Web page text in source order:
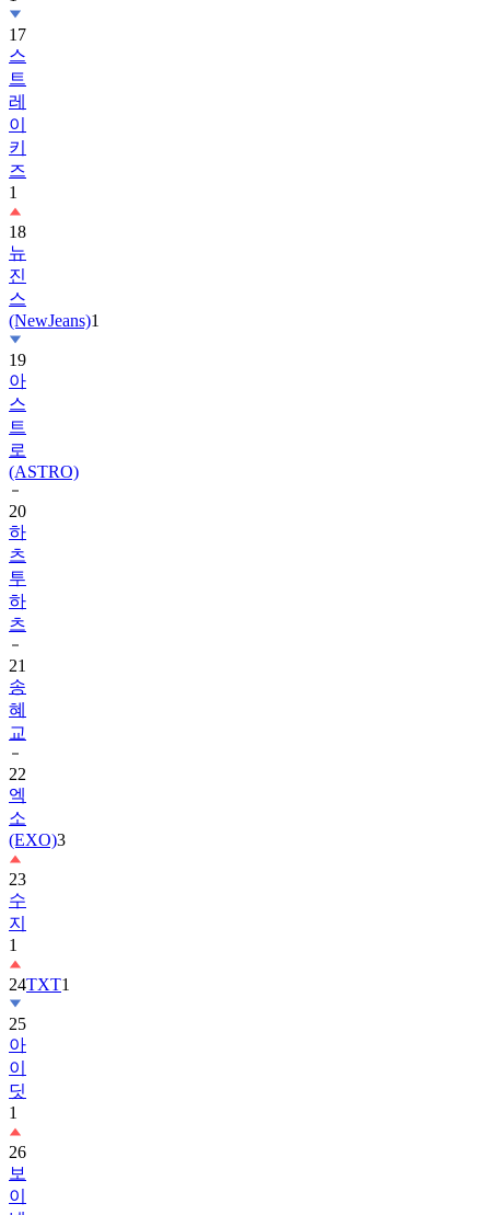
스
트
레
이
키
즈
1
18
뉴
진
스
(NewJeans)
19
아
스
트
로
(ASTRO)
20
하
츠
투
하
츠
21
송
혜
교
22
엑
소
(EXO)
23
수
지
1
24
25
아
이
딧
1
26
보
이
넥
스